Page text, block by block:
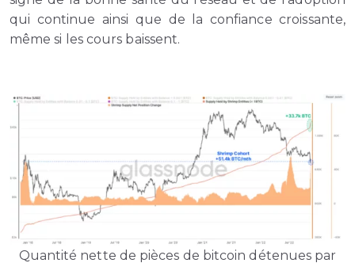
qui continue ainsi que de la confiance croissante,
même si les cours baissent.
Quantité nette de pièces de bitcoin détenues par